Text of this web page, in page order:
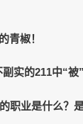
青椒！
实的211中“被
职业是什么？